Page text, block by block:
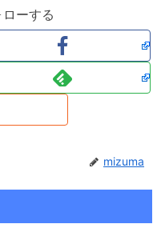
ーする
mizuma